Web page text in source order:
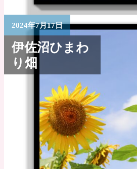
2024年7月17日
伊佐沼ひまわ
り畑